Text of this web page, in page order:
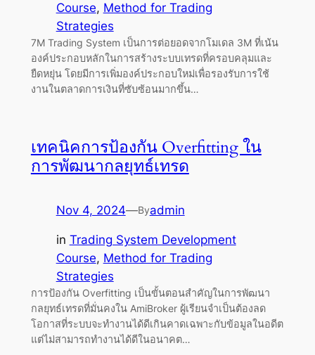
Course, Method for Trading
Strategies
7M Trading System เป็นการต่อยอดจากโมเดล 3M ที่เน้น
องค์ประกอบหลักในการสร้างระบบเทรดที่ครอบคลุมและ
ยืดหยุ่น โดยมีการเพิ่มองค์ประกอบใหม่เพื่อรองรับการใช้
งานในตลาดการเงินที่ซับซ้อนมากขึ้น…
เทคนิคการป้องกัน Overfitting ใน
การพัฒนากลยุทธ์เทรด
Nov 4, 2024—Byadmin
in Trading System Development
Course, Method for Trading
Strategies
การป้องกัน Overfitting เป็นขั้นตอนสำคัญในการพัฒนา
กลยุทธ์เทรดที่มั่นคงใน AmiBroker ผู้เรียนจำเป็นต้องลด
โอกาสที่ระบบจะทำงานได้ดีเกินคาดเฉพาะกับข้อมูลในอดีต
แต่ไม่สามารถทำงานได้ดีในอนาคต…